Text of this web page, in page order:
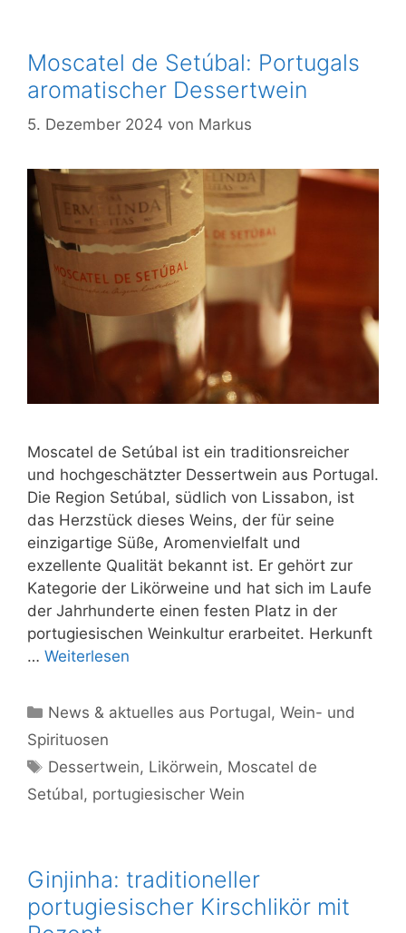
Moscatel de Setúbal: Portugals
aromatischer Dessertwein
5. Dezember 2024 von Markus
Moscatel de Setúbal ist ein traditionsreicher
und hochgeschätzter Dessertwein aus Portugal.
Die Region Setúbal, südlich von Lissabon, ist
das Herzstück dieses Weins, der für seine
einzigartige Süße, Aromenvielfalt und
exzellente Qualität bekannt ist. Er gehört zur
Kategorie der Likörweine und hat sich im Laufe
der Jahrhunderte einen festen Platz in der
portugiesischen Weinkultur erarbeitet. Herkunft
… Weiterlesen
Kategorien
News & aktuelles aus Portugal,Wein- und
Spirituosen
Schlagwörter
Dessertwein, Likörwein, Moscatel de
Setúbal, portugiesischer Wein
Ginjinha: traditioneller
portugiesischer Kirschlikör mit